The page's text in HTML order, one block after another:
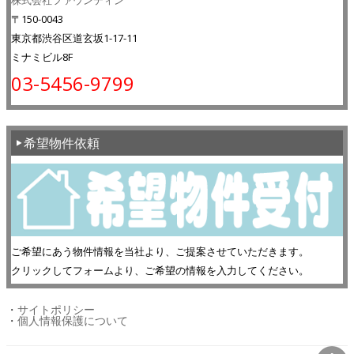
〒150-0043
東京都渋谷区道玄坂1-17-11
ミナミビル8F
03-5456-9799
希望物件依頼
ご希望にあう物件情報を当社より、ご提案させていただきます。
クリックしてフォームより、ご希望の情報を入力してください。
・ サイトポリシー
・ 個人情報保護について